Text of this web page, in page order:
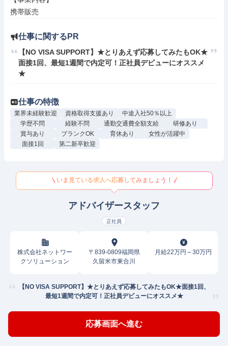
携帯販売
仕事に関するPR
【NO VISA SUPPORT】★とりあえず応募してみたもOK★
面接1回、最短1週間で内定可！正社員デビューにオススメ
★
仕事の特徴
業界未経験歓迎 資格取得支援あり
中途入社50％以上
学歴不問
経験不問 通勤交通費全額支給
研修あり
賞与あり
ブランクOK 育休あり
女性が活躍中
面接1回
第二新卒歓迎
いま見ている求人へ応募してみましょう！
アドバイザースタッフ
正社員
株式会社ネットワー
クソリューション
〒839-0809福岡県
久留米市東合川
月給22万円～30万円
【NO VISA SUPPORT】★とりあえず応募してみたもOK★面接1回、
最短1週間で内定可！正社員デビューにオススメ★
応募画面へ進む